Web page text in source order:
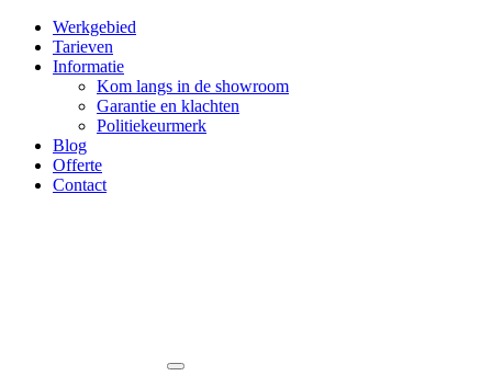
Werkgebied
Tarieven
Informatie
Kom langs in de showroom
Garantie en klachten
Politiekeurmerk
Blog
Offerte
Contact